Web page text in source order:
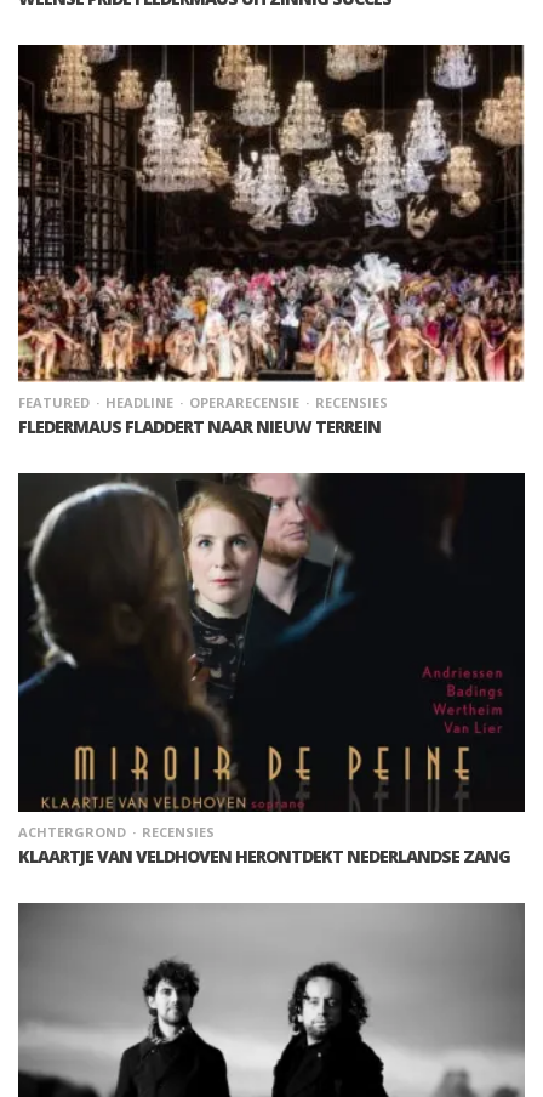
FEATURED HEADLINE OPERARECENSIE RECENSIES
FLEDERMAUS FLADDERT NAAR NIEUW TERREIN
ACHTERGROND RECENSIES
KLAARTJE VAN VELDHOVEN HERONTDEKT NEDERLANDSE ZANG